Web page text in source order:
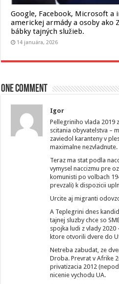
Google, Facebook, Microsoft a
americkej armády a osoby ako
bábky tajných služieb.
14 januára, 2026
One comment
Igor
Pellegriniho vlada 2019
scitania obyvatelstva –
zaviedol karanteny v
maximalne nezvladnute.
Teraz ma stat podla
vymysel naccizmu pre
komunisti po volbach
prevzali) k dispozicii
Urcite aj migranti
A Teplegrini dnes
tajnej sluzby chce so
spojka ludi z vlady
ktore otvorili dvere do
Netreba zabudat, ze
Droba. Prevrat v Afrike
privatizacia 2012
nicenie vychodu UA.